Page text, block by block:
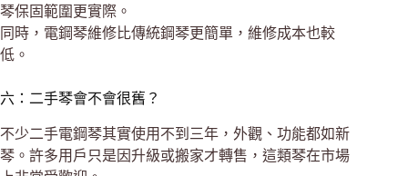
琴保固範圍更實際。
同時，電鋼琴維修比傳統鋼琴更簡單，維修成本也較
低。
六：二手琴會不會很舊？
不少二手電鋼琴其實使用不到三年，外觀、功能都如新
琴。許多用戶只是因升級或搬家才轉售，這類琴在市場